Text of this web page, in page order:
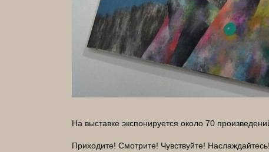
На выставке экспонируется около 70
Приходите! Смотрите! Чувствуйте! Наслаждайтесь!